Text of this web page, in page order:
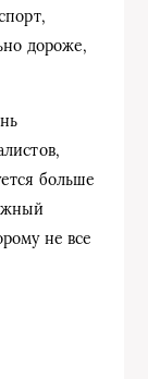
дороже,
больше
не все